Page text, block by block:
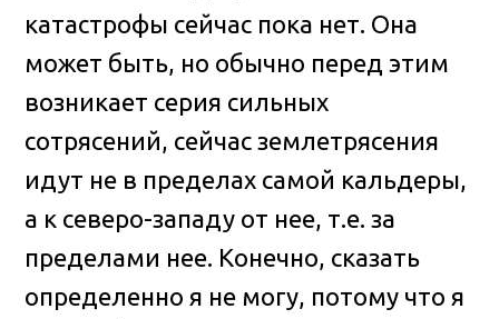
катастрофы сейчас пока нет. Она
может быть, но обычно перед этим
возникает серия сильных
сотрясений, сейчас землетрясения
идут не в пределах самой кальдеры,
а к северо-западу от нее, т.е. за
пределами нее. Конечно, сказать
определенно я не могу, потому что я